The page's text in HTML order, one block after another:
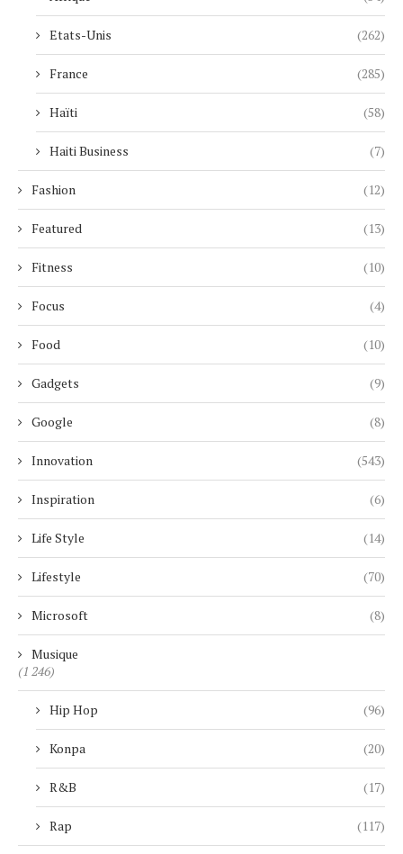
Etats-Unis (262)
France (285)
Haïti (58)
Haiti Business (7)
Fashion (12)
Featured (13)
Fitness (10)
Focus (4)
Food (10)
Gadgets (9)
Google (8)
Innovation (543)
Inspiration (6)
Life Style (14)
Lifestyle (70)
Microsoft (8)
Musique
(1 246)
Hip Hop (96)
Konpa (20)
R&B (17)
Rap (117)